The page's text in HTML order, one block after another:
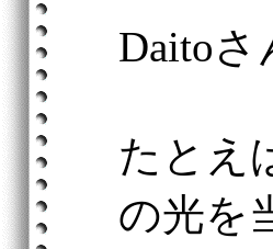
Daitoさ
たとえ
の光を